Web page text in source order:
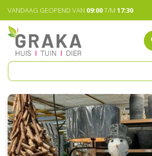
VANDAAG GEOPEND VAN 09:00T/M 17:30